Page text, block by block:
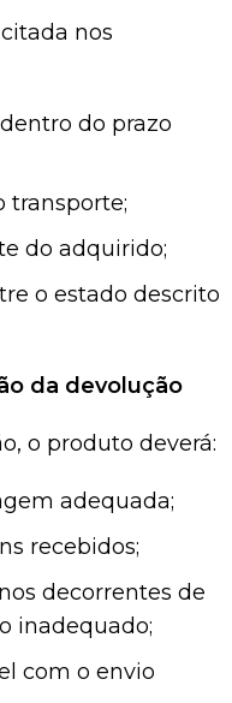
nos
do prazo
transporte;
do adquirido;
o estado descrito
da devolução
o produto deverá:
adequada;
recebidos;
decorrentes de
inadequado;
com o envio